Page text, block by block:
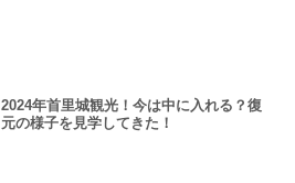
2024年首里城観光！今は中に入れる？復
元の様子を見学してきた！